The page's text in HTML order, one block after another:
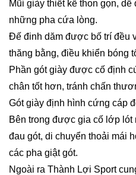
Mũi giày thiết kế thon gọn,
những pha cứa lòng.
Đế đinh dăm được bố trí đều
thăng bằng, điều khiển bóng
Phần gót giày được cố định
chân tốt hơn, tránh chấn
Gót giày định hình cứng cáp
Bên trong được gia cố lớp
đau gót, di chuyển thoải mái
các pha giật gót.
Ngoài ra Thành Lợi Sport